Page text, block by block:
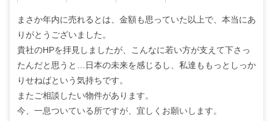
まさか年内に売れるとは、金額も思っていた以上で、本当にあ
りがとうございました。
貴社のHPを拝見しましたが、こんなに若い方が支えて下さっ
たんだと思うと…日本の未来を感じるし、私達ももっとしっか
りせねばという気持ちです。
またご相談したい物件があります。
今、一息ついている所ですが、宜しくお願いします。